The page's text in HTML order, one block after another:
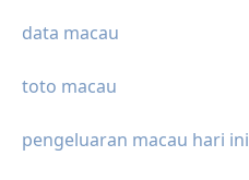
data macau
toto macau
pengeluaran macau hari ini